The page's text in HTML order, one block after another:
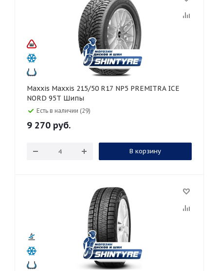
Maxxis Maxxis 215/50 R17 NP5 PREMITRA ICE
NORD 95T Шипы
Есть в наличии (29)
9 270 руб.
В корзину